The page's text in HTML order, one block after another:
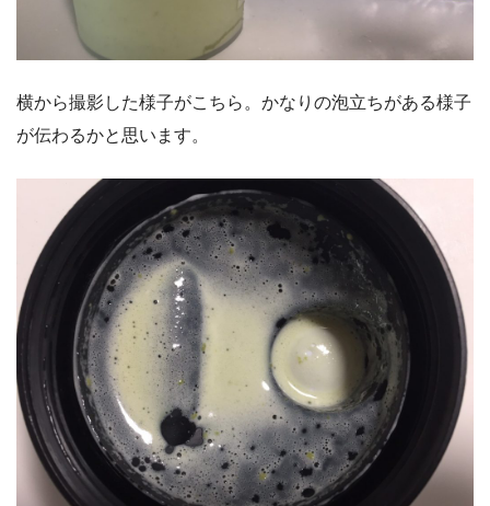
横から撮影した様子がこちら。かなりの泡立ちがある様子
が伝わるかと思います。